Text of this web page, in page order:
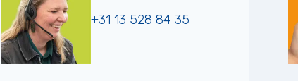
+31 13 528 84 35